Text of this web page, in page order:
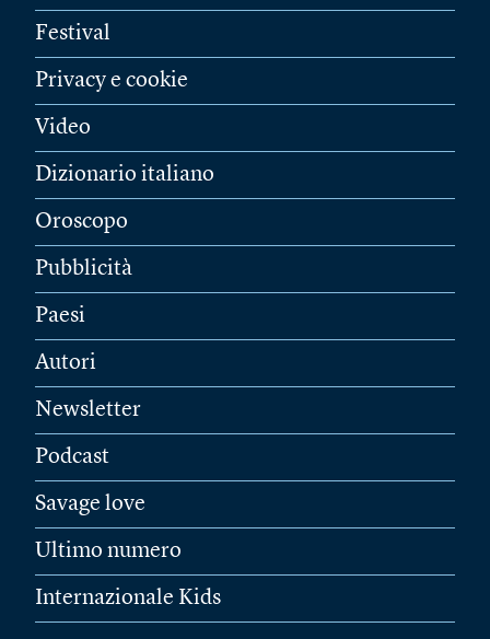
Festival
Privacy e cookie
Video
Dizionario italiano
Oroscopo
Pubblicità
Paesi
Autori
Newsletter
Podcast
Savage love
Ultimo numero
Internazionale Kids